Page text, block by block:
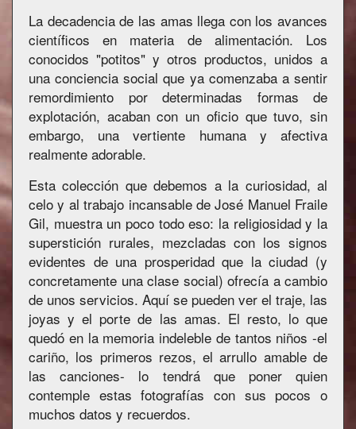
La decadencia de las amas llega con los avances
científicos en materia de alimentación. Los
conocidos "potitos" y otros productos, unidos a
una conciencia social que ya comenzaba a sentir
remordimiento por determinadas formas de
explotación, acaban con un oficio que tuvo, sin
embargo, una vertiente humana y afectiva
realmente adorable.
Esta colección que debemos a la curiosidad, al
celo y al trabajo incansable de José Manuel Fraile
Gil, muestra un poco todo eso: la religiosidad y la
superstición rurales, mezcladas con los signos
evidentes de una prosperidad que la ciudad (y
concretamente una clase social) ofrecía a cambio
de unos servicios. Aquí se pueden ver el traje, las
joyas y el porte de las amas. El resto, lo que
quedó en la memoria indeleble de tantos niños -el
cariño, los primeros rezos, el arrullo amable de
las canciones- lo tendrá que poner quien
contemple estas fotografías con sus pocos o
muchos datos y recuerdos.